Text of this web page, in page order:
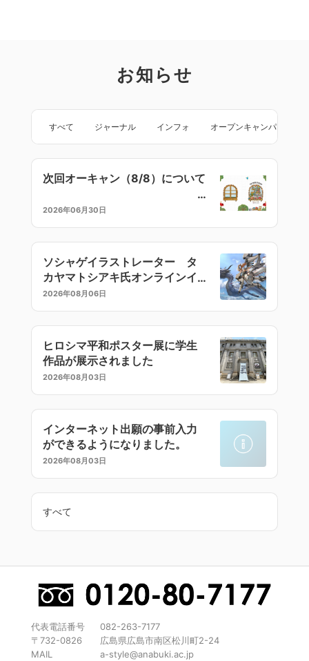
お知らせ
すべて ジャーナル インフォ オープンキャンパス
次回オーキャン（8/8）について
2026年06月30日
ソシャゲイラストレーター タ
カヤマトシアキ氏オンラインイ
ラストセミナー
2026年08月06日
ヒロシマ平和ポスター展に学生
作品が展示されました
2026年08月03日
インターネット出願の事前入力
ができるようになりました。
2026年08月03日
すべて
代表電話番号
082-263-7177
〒732-0826
広島県広島市南区松川町2-24
MAIL
a-style@anabuki.ac.jp